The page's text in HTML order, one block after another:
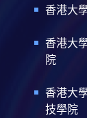
香港大
香港大
院
香港大
技學院